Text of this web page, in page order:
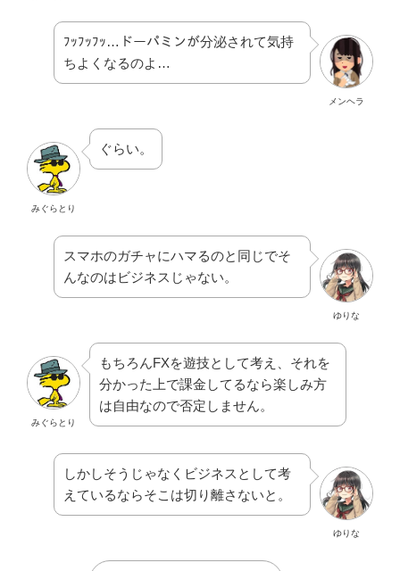
メンヘラ
ﾌｯﾌｯﾌｯ…ドーパミンが分泌されて気持
ちよくなるのよ…
みぐらとり
ぐらい。
ゆりな
スマホのガチャにハマるのと同じでそ
んなのはビジネスじゃない。
みぐらとり
もちろんFXを遊技として考え、それを
分かった上で課金してるなら楽しみ方
は自由なので否定しません。
ゆりな
しかしそうじゃなくビジネスとして考
えているならそこは切り離さないと。